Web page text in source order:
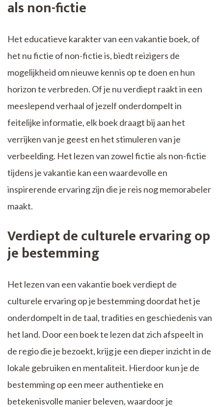
als non-fictie
Het educatieve karakter van een vakantie boek, of
het nu fictie of non-fictie is, biedt reizigers de
mogelijkheid om nieuwe kennis op te doen en hun
horizon te verbreden. Of je nu verdiept raakt in een
meeslepend verhaal of jezelf onderdompelt in
feitelijke informatie, elk boek draagt bij aan het
verrijken van je geest en het stimuleren van je
verbeelding. Het lezen van zowel fictie als non-fictie
tijdens je vakantie kan een waardevolle en
inspirerende ervaring zijn die je reis nog memorabeler
maakt.
Verdiept de culturele ervaring op
je bestemming
Het lezen van een vakantie boek verdiept de
culturele ervaring op je bestemming doordat het je
onderdompelt in de taal, tradities en geschiedenis van
het land. Door een boek te lezen dat zich afspeelt in
de regio die je bezoekt, krijg je een dieper inzicht in de
lokale gebruiken en mentaliteit. Hierdoor kun je de
bestemming op een meer authentieke en
betekenisvolle manier beleven, waardoor je